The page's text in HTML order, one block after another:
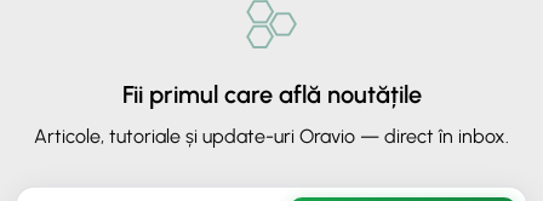
Fii primul care află noutățile
Articole, tutoriale și update-uri Oravio — direct în inbox.